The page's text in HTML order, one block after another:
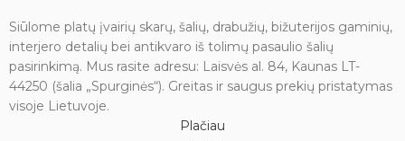
gaunate dovanų!
Svoris: 1,62 kg.
Išmatavimai: 23 x 23 x 12 cm.
Pagaminta iš septynių metalų
gaunate dovanų!
Svoris: 2,01 kg.
Išmatavimai: 26,5 x 26,5 x 11,5 cm.
lydinio, graviruota Indijoje.
Siūlome platų įvairių skarų, šalių, drabužių, bižuterijos gaminių,
interjero detalių bei antikvaro iš tolimų pasaulio šalių
pasirinkimą. Mus rasite adresu: Laisvės al. 84, Kaunas LT-
44250 (šalia „Spurginės“). Greitas ir saugus prekių pristatymas
visoje Lietuvoje.
Plačiau